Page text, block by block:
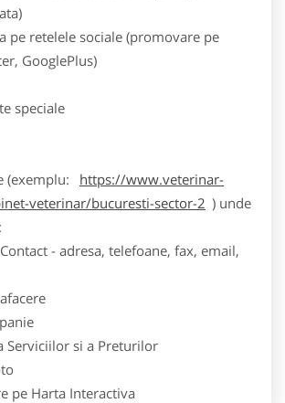
pe retelele sociale (promovare pe
GooglePlus)
speciale
(exemplu:
https://www.veterinar-
veterinar/bucuresti-sector-2 ) unde
- adresa, telefoane, fax, email,
si a Preturilor
Harta Interactiva